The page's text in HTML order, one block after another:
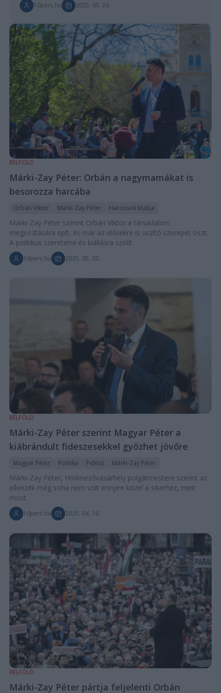
10perc.hu 2025. 05. 26.
BELFÖLD
Márki-Zay Péter: Orbán a nagymamákat is
besorozza harcába
Orbán Viktor Márki-Zay Péter Harcosok klubja
Márki-Zay Péter szerint Orbán Viktor a társadalom
megosztására épít, és már az idősekre is uszító szerepet oszt.
A politikus szeretetre és kiállásra szólít.
10perc.hu 2025. 05. 20.
BELFÖLD
Márki-Zay Péter szerint Magyar Péter a
kiábrándult fideszesekkel győzhet jövőre
Magyar Péter Politika Fidesz Márki-Zay Péter
Márki-Zay Péter, Hódmezővásárhely polgármestere szerint az
ellenzék még soha nem volt ennyire közel a sikerhez, mint
most.
10perc.hu 2025. 04. 16.
BELFÖLD
Márki-Zay Péter pártja feljelenti Orbán